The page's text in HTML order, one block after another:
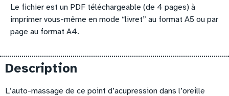
Le fichier est un PDF téléchargeable (de 4 pages) à
imprimer vous-même en mode “livret” au format A5 ou par
page au format A4.
Description
L’auto-massage de ce point d’acupression dans l’oreille